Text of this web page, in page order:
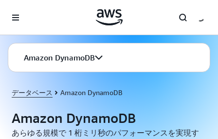
Amazon DynamoDB
データベース Amazon DynamoDB
Amazon DynamoDB
あらゆる規模で 1 桁ミリ秒のパフォーマンスを実現す